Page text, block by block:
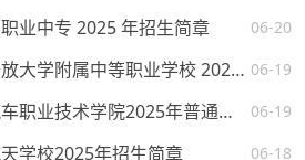
06-20
业中专 2025 年招生简章
06-19
湖南公办中职--衡阳开放大学附属中等职业学校 2025 年招生简章
06-19
湖南中职--湖南吉利汽车职业技术学院2025年普通高校招生章程
06-18
学校2025年招生简章